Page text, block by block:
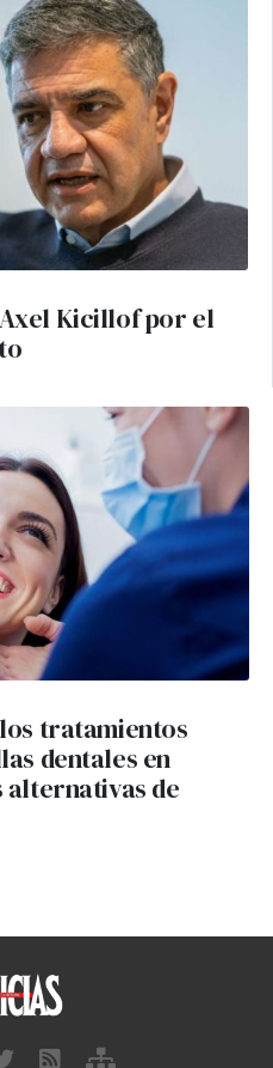
Kicillof por el
tratamientos
dentales en
alternativas de